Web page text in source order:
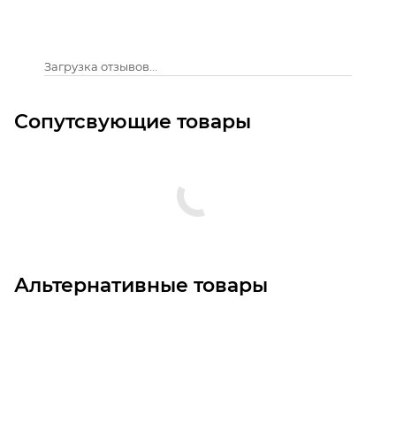
Загрузка отзывов...
Сопутсвующие товары
Альтернативные товары